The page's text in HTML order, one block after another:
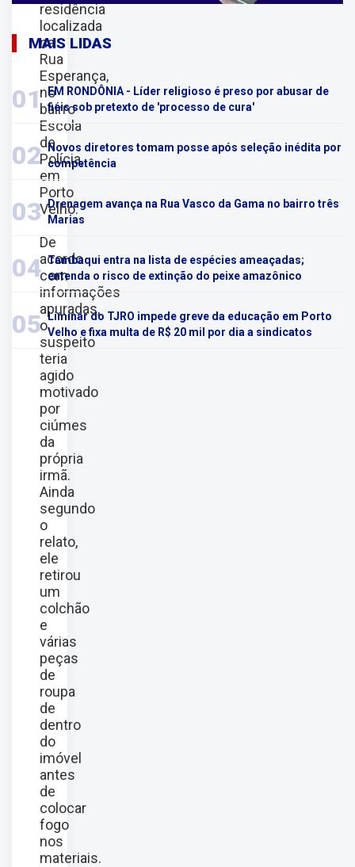
residência
localizada
na
Rua
Esperança,
no
bairro
Escola
de
Polícia,
em
Porto
Velho.
De
acordo
com
informações
apuradas,
o
suspeito
teria
agido
motivado
por
ciúmes
da
própria
irmã.
Ainda
segundo
o
relato,
ele
retirou
um
colchão
e
várias
peças
de
roupa
de
dentro
do
imóvel
antes
de
colocar
fogo
nos
materiais.
MAIS LIDAS
01
EM RONDÔNIA - Líder religioso é preso por abusar de
fiéis sob pretexto de 'processo de cura'
02
Novos diretores tomam posse após seleção inédita por
competência
03 Drenagem avança na Rua Vasco da Gama no bairro três
Marias
04 Tambaqui entra na lista de espécies ameaçadas;
entenda o risco de extinção do peixe amazônico
05 Liminar do TJRO impede greve da educação em Porto
Velho e fixa multa de R$ 20 mil por dia a sindicatos